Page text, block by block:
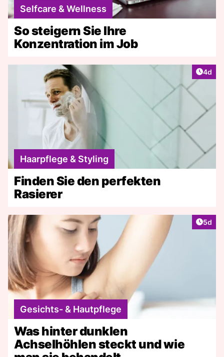
Selfcare & Wellness
So steigern Sie Ihre
Konzentration im Job
4d
Haarpflege & Styling
Finden Sie den perfekten
Rasierer
5d
Gesichts- & Hautpflege
Was hinter dunklen
Achselhöhlen steckt und wie